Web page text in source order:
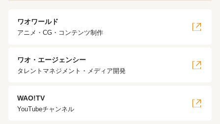
ワオワールド
アニメ・CG・コンテンツ制作
ワオ・エージェンシー
タレントマネジメント・メディア開発
WAO!TV
YouTubeチャンネル